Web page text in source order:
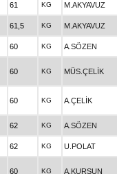
61 KG M.AKYAVUZ
61,5 KG M.AKYAVUZ
60 KG A.SÖZEN
60 KG MÜS.ÇELİK
60 KG A.ÇELİK
62 KG A.SÖZEN
62 KG U.POLAT
60 KG A.KURŞUN